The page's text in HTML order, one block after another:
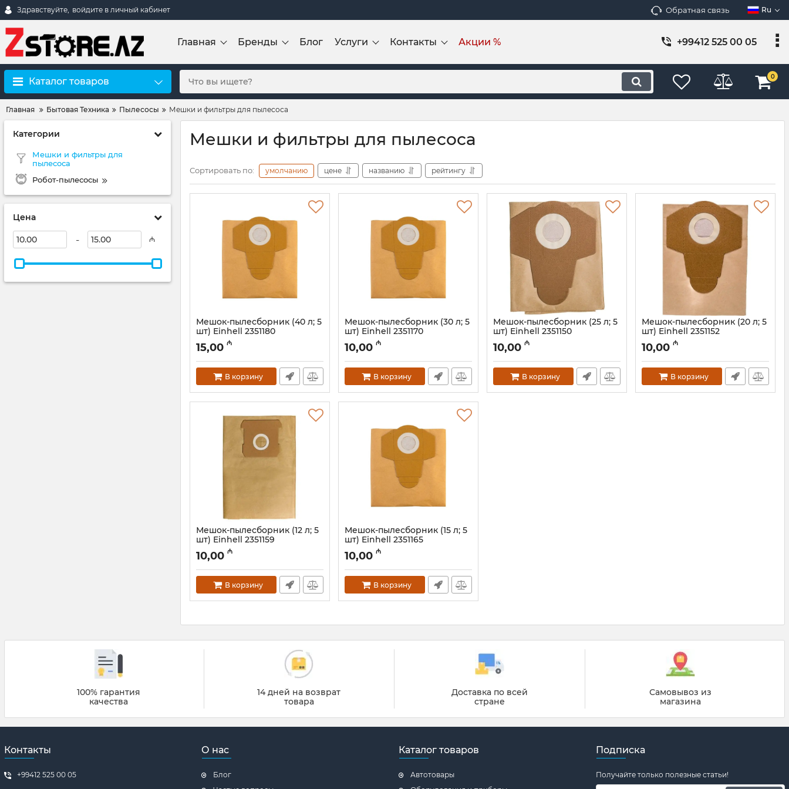
Здравствуйте, войдите в личный кабинет Обратная связь Ru
Главная Бренды Блог Услуги Контакты Акции % +99412 525 00 05
Каталог товаров 0
Главная Бытовая Техника Пылесосы Мешки и фильтры для пылесоса
Категории
Мешки и фильтры для
пылесоса
Робот-пылесосы
Цена
- ₼
Мешки и фильтры для пылесоса
Сортировать по: умолчанию цене названию рейтингу
Мешок-пылесборник (40 л; 5
шт) Einhell 2351180
Артикул: 12018490
15,00 ₼
В корзину
Мешок-пылесборник (30 л; 5
шт) Einhell 2351170
Артикул: 12018208
10,00 ₼
В корзину
Мешок-пылесборник (25 л; 5
шт) Einhell 2351150
Артикул: 12018055
10,00 ₼
В корзину
Мешок-пылесборник (20 л; 5
шт) Einhell 2351152
Артикул: 12018205
10,00 ₼
В корзину
Мешок-пылесборник (12 л; 5
шт) Einhell 2351159
Артикул: 12018206
10,00 ₼
В корзину
Мешок-пылесборник (15 л; 5
шт) Einhell 2351165
Артикул: 12018207
10,00 ₼
В корзину
100% гарантия
качества
14 дней на возврат
товара
Доставка по всей
стране
Самовывоз из
магазина
Контакты
+99412 525 00 05
О нас
Блог
Каталог товаров
Автотовары
Подписка
Получайте только полезные статьи!